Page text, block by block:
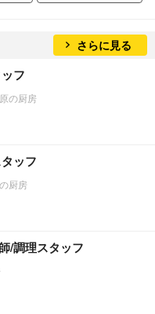
さらに見る
フ
の厨房
ッフ
厨房
/調理スタッフ